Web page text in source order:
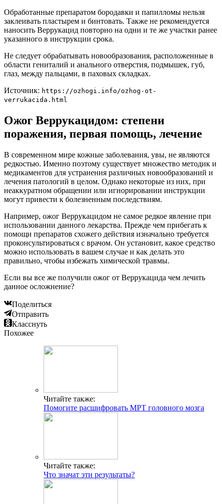
Обработанные препаратом бородавки и папилломы нельзя
заклеивать пластырем и бинтовать. Также не рекомендуется
наносить Веррукацид повторно на одни и те же участки ранее
указанного в инструкции срока.
Не следует обрабатывать новообразования, расположенные в
области гениталий и анального отверстия, подмышек, губ,
глаз, между пальцами, в паховых складках.
Источник: https://ozhogi.info/ozhog-ot-
verrukacida.html
Ожог Веррукацидом: степени
поражения, первая помощь, лечение
В современном мире кожные заболевания, увы, не являются
редкостью. Именно поэтому существует множество методик и
медикаментов для устранения различных новообразований и
лечения патологий в целом. Однако некоторые из них, при
неаккуратном обращении или игнорировании инструкции
могут привести к болезненным последствиям.
Например, ожог Веррукацидом не самое редкое явление при
использовании данного лекарства. Прежде чем прибегать к
помощи препаратов схожего действия изначально требуется
проконсультироваться с врачом. Он установит, какое средство
можно использовать в вашем случае и как делать это
правильно, чтобы избежать химической травмы.
Если вы все же получили ожог от Веррукацида чем лечить
данное осложнение?
Поделиться
Отправить
Класснуть
Похожее
Читайте также:
Помогите расшифровать МРТ головного мозга
Читайте также:
Что значат эти результаты?